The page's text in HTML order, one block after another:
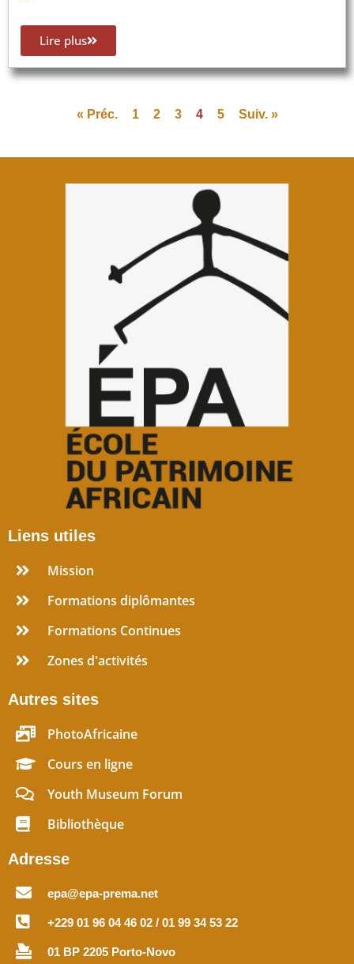
Lire plus
« Préc. 1 2 3 4 5 Suiv. »
Liens utiles
Mission
Formations diplômantes
Formations Continues
Zones d'activités
Autres sites
PhotoAfricaine
Cours en ligne
Youth Museum Forum
Bibliothèque
Adresse
epa@epa-prema.net
+229 01 96 04 46 02 / 01 99 34 53 22
01 BP 2205 Porto-Novo